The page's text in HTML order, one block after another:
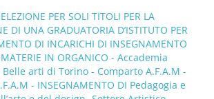
PER SOLI TITOLI PER LA
DI UNA GRADUATORIA D’ISTITUTO PER
DI INCARICHI DI INSEGNAMENTO
IN ORGANICO - Accademia
arti di Torino - Comparto A.F.A.M -
- INSEGNAMENTO DI Pedagogia e